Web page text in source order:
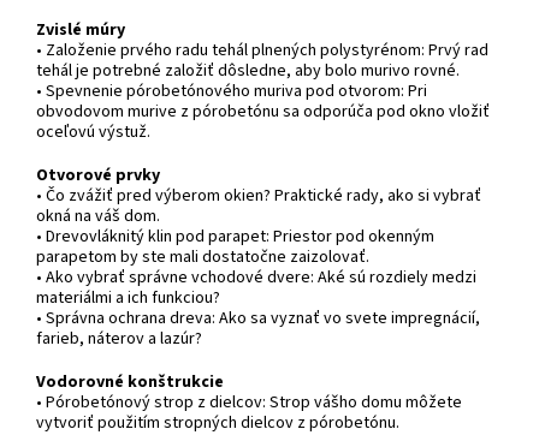
Zvislé múry
• Založenie prvého radu tehál plnených polystyrénom: Prvý rad
tehál je potrebné založiť dôsledne, aby bolo murivo rovné.
• Spevnenie pórobetónového muriva pod otvorom: Pri
obvodovom murive z pórobetónu sa odporúča pod okno vložiť
oceľovú výstuž.
Otvorové prvky
• Čo zvážiť pred výberom okien? Praktické rady, ako si vybrať
okná na váš dom.
• Drevovláknitý klin pod parapet: Priestor pod okenným
parapetom by ste mali dostatočne zaizolovať.
• Ako vybrať správne vchodové dvere: Aké sú rozdiely medzi
materiálmi a ich funkciou?
• Správna ochrana dreva: Ako sa vyznať vo svete impregnácií,
farieb, náterov a lazúr?
Vodorovné konštrukcie
• Pórobetónový strop z dielcov: Strop vášho domu môžete
vytvoriť použitím stropných dielcov z pórobetónu.